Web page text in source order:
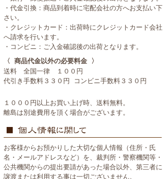
・代金引換：商品到着時に宅配会社の方へお支払い下
さい。
・クレジットカード：出荷時にクレジットカード会社
へ請求を行います。
・コンビニ：ご入金確認後の出荷となります。
〈 商品代金以外の必要料金 〉
送料 全国一律 １００円
代引き手数料３３０円 コンビニ手数料３３０円
１０００円以上お買い上げ時、送料無料。
離島は別途費用を頂く場合がございます。
お客様からお預かりした大切な個人情報（住所・氏
名・メールアドレスなど）を、裁判所・警察機関等・
公共機関からの提出要請があった場合以外、第三者に
譲渡または利用する事は一切ございません。